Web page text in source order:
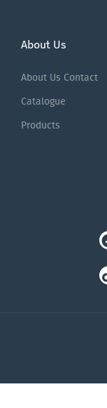
About Us
About Us Contact
Catalogue
Products